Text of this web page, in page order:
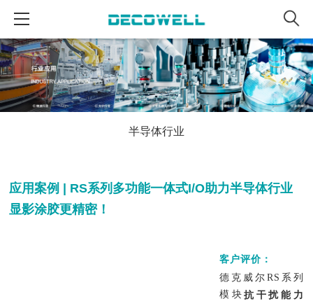
半导体行业
应用案例 | RS系列多功能一体式I/O助力半导体行业
显影涂胶更精密！
客户评价：
德克威尔RS系列
模块抗干扰能力